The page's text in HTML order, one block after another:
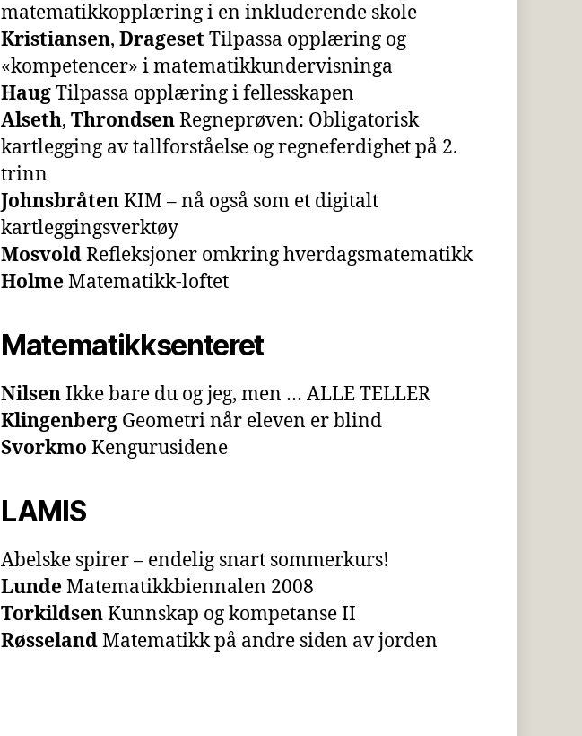
matematikkopplæring i en inkluderende skole
Kristiansen, Drageset Tilpassa opplæring og
«kompetencer» i matematikkundervisninga
HaugTilpassa opplæring i fellesskapen
Alseth, ThrondsenRegneprøven: Obligatorisk
kartlegging av tallforståelse og regneferdighet på 2.
trinn
JohnsbråtenKIM – nå også som et digitalt
kartleggingsverktøy
MosvoldRefleksjoner omkring hverdagsmatematikk
HolmeMatematikk-loftet
Matematikksenteret
NilsenIkke bare du og jeg, men … ALLE TELLER
Klingenberg Geometri når eleven er blind
Svorkmo Kengurusidene
LAMIS
Abelske spirer – endelig snart sommerkurs!
LundeMatematikkbiennalen 2008
TorkildsenKunnskap og kompetanse II
RøsselandMatematikk på andre siden av jorden